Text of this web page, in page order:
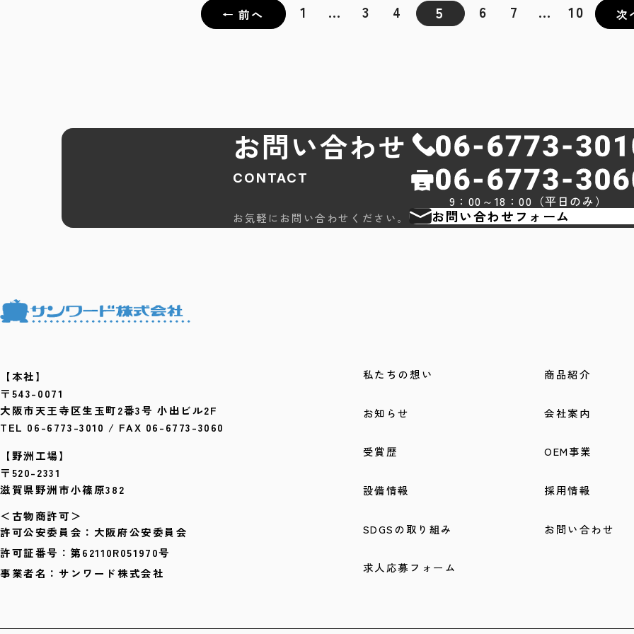
← 前へ 1 … 3 4 5 6 7 … 10
お問い合わせ
CONTACT
お気軽にお問い合わせください。
9：00～18：00（平日のみ）
お問い合わせフォーム
【本社】
〒543-0071
大阪市天王寺区生玉町2番3号 小出ビル2F
TEL 06-6773-3010 / FAX 06-6773-3060
【野洲工場】
〒520-2331
滋賀県野洲市小篠原382
＜古物商許可＞
許可公安委員会：大阪府公安委員会
許可証番号：第62110R051970号
事業者名：サンワード株式会社
私たちの想い 商品紹介
お知らせ 会社案内
受賞歴 OEM事業
設備情報 採用情報
SDGSの取り組み お問い合わせ
求人応募フォーム